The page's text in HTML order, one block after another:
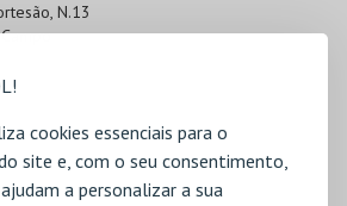
cookies essenciais para o
site e, com o seu consentimento,
a personalizar a sua
N.13